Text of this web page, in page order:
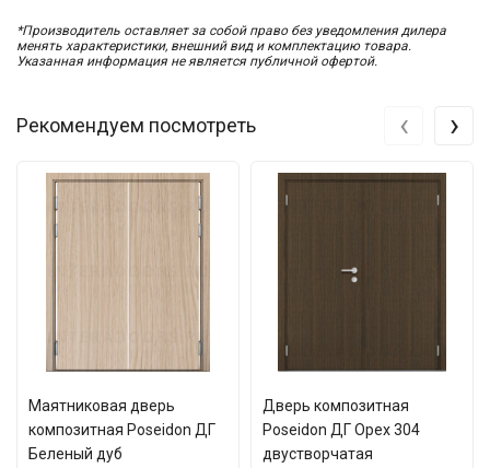
*Производитель оставляет за собой право без уведомления дилера
менять характеристики, внешний вид и комплектацию товара.
Указанная информация не является публичной офертой.
Рекомендуем посмотреть
Маятниковая дверь
композитная Poseidon ДГ
Беленый дуб
Дверь композитная
Poseidon ДГ Орех 304
двустворчатая
‹ ›